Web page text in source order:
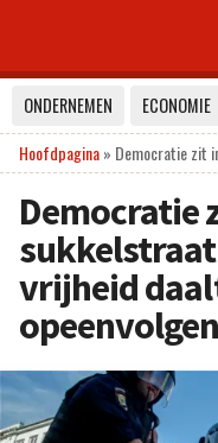
ONDERNEMEN ECONOMIE
Hoofdpagina» Democratie zit
Democratie
vrijheid